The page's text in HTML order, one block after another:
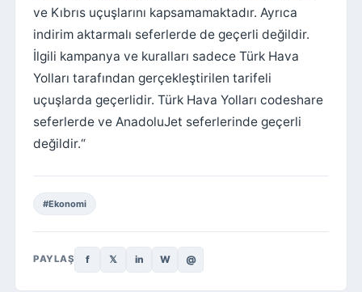
ve Kıbrıs uçuşlarını kapsamamaktadır. Ayrıca
indirim aktarmalı seferlerde de geçerli değildir.
İlgili kampanya ve kuralları sadece Türk Hava
Yolları tarafından gerçekleştirilen tarifeli
uçuşlarda geçerlidir. Türk Hava Yolları codeshare
seferlerde ve AnadoluJet seferlerinde geçerli
değildir.“
#Ekonomi
PAYLAŞ f 𝕏 in W @